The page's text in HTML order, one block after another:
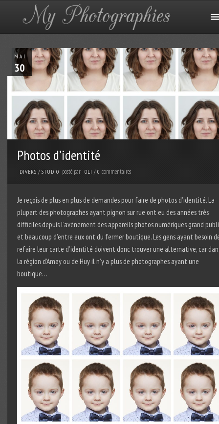
MAI
30
Photos d’identité
DIVERS / STUDIO posté par OLI / 0 commentaires
Je reçois de plus en plus de demandes pour faire de photos d’identité. La
plupart des photographes ayant pignon sur rue ont eu des années très
difficiles depuis l’avènement des appareils photos numériques grand
et beaucoup d’entre eux ont du fermer boutique. Les gens ayant besoin
refaire leur carte d’identité doivent donc trouver une alternative, car
la région d’Amay ou de Huy il n’y a plus de photographes ayant une
boutique…